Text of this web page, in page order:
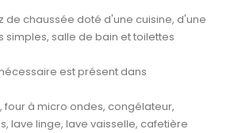
de chaussée doté d'une cuisine, d'une
simples, salle de bain et toilettes
est présent dans
four à micro ondes, congélateur,
lave linge, lave vaisselle, cafetière